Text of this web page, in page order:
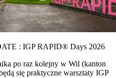
: IGP RAPID® Days 2026
po raz kolejny w Wil (kanton
się praktyczne warsztaty IGP